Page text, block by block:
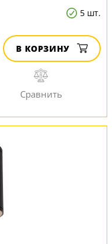
5 шт.
В КОРЗИНУ